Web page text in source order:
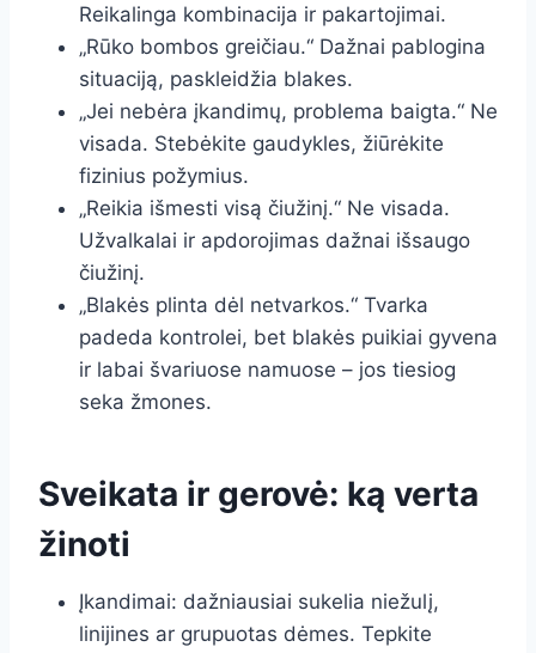
Reikalinga kombinacija ir pakartojimai.
„Rūko bombos greičiau.“ Dažnai pablogina
situaciją, paskleidžia blakes.
„Jei nebėra įkandimų, problema baigta.“ Ne
visada. Stebėkite gaudykles, žiūrėkite
fizinius požymius.
„Reikia išmesti visą čiužinį.“ Ne visada.
Užvalkalai ir apdorojimas dažnai išsaugo
čiužinį.
„Blakės plinta dėl netvarkos.“ Tvarka
padeda kontrolei, bet blakės puikiai gyvena
ir labai švariuose namuose – jos tiesiog
seka žmones.
Sveikata ir gerovė: ką verta
žinoti
Įkandimai: dažniausiai sukelia niežulį,
linijines ar grupuotas dėmes. Tepkite